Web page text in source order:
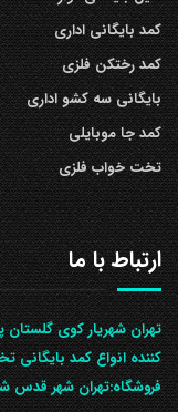
کمد بایگانی اداری
کمد رختکن فلزی
بایگانی سه کشو اداری
کمد جا موبایلی
تخت خواب فلزی
ارتباط با ما
کننده انواع کمد
ف‍روشگاه:تهران شهر قدس